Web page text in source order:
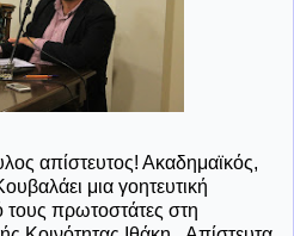
απίστευτος! Ακαδημαϊκός,
μια γοητευτική
τους πρωτοστάτες στη